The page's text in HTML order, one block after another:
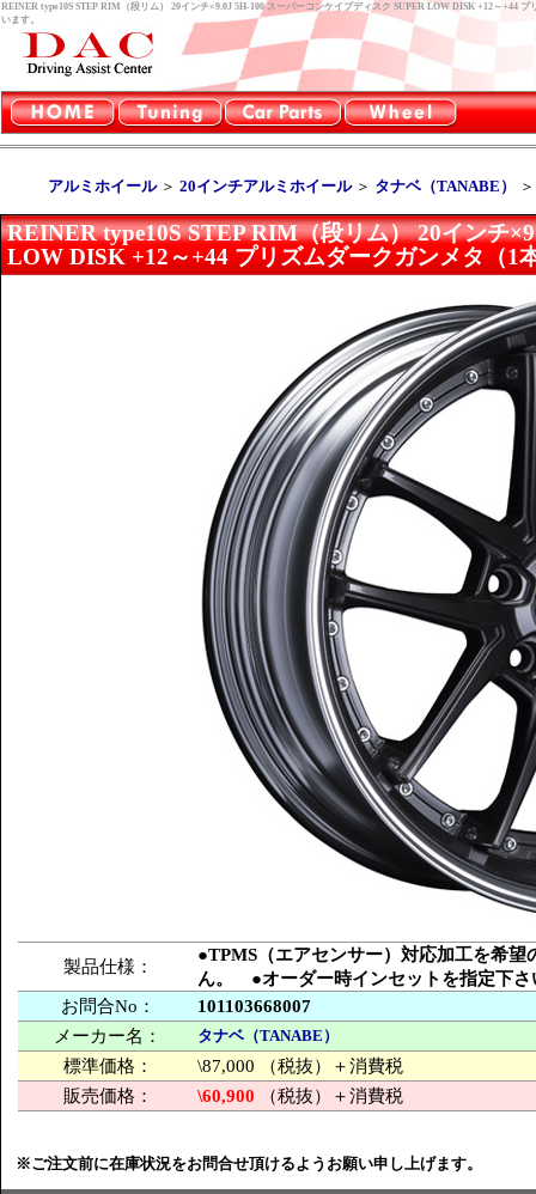
REINER type10S STEP RIM（段リム） 20インチ×9.0J 5H-100 スーパーコンケイプディスク SUPER LOW DISK +12～+44
います。
アルミホイール＞ 20インチアルミホイール＞ タナベ（TANABE）
REINER type10S STEP RIM（段リム） 20インチ
LOW DISK +12～+44 プリズムダークガンメタ（1
製品仕様：
●TPMS（エアセンサー）対応加工を希
ん。 ●オーダー時インセットを指定下
お問合No：
101103668007
メーカー名：
タナベ（TANABE）
標準価格：
\87,000 （税抜）＋消費税
販売価格：
\60,900 （税抜）＋消費税
※ご注文前に在庫状況をお問合せ頂けるようお願い申し上げます。